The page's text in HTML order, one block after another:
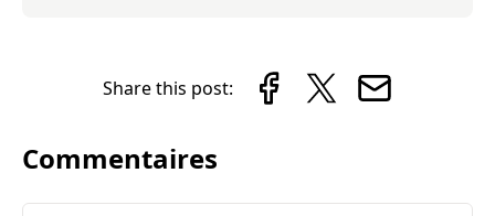
Share this post:
Commentaires